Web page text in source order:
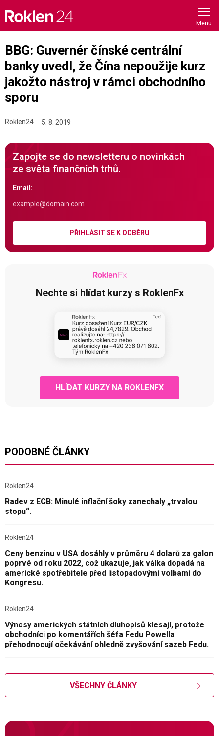
content
BBG: Guvernér čínské centrální
banky uvedl, že Čína nepoužije kurz
jakožto nástroj v rámci obchodního
sporu
Roklen24 5. 8. 2019
Zapojte se do newsletteru o novinkách
ze světa finančních trhů.
Email:
PŘIHLÁSIT SE K ODBĚRU
Nechte si hlídat kurzy s RoklenFx
HLÍDAT KURZY NA ROKLENFX
PODOBNÉ ČLÁNKY
Roklen24
Radev z ECB: Minulé inflační šoky zanechaly „trvalou
stopu“.
Roklen24
Ceny benzinu v USA dosáhly v průměru 4 dolarů za galon
poprvé od roku 2022, což ukazuje, jak válka dopadá na
americké spotřebitele před listopadovými volbami do
Kongresu.
Roklen24
Výnosy amerických státních dluhopisů klesají, protože
obchodníci po komentářích šéfa Fedu Powella
přehodnocují očekávání ohledně zvyšování sazeb Fedu.
VŠECHNY ČLÁNKY